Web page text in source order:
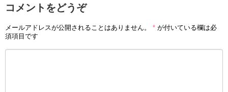
コメントをどうぞ
メールアドレスが公開されることはありません。 * が付いている欄は必
須項目です